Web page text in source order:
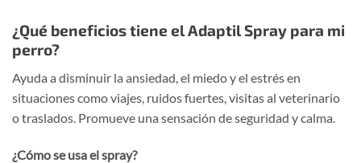
¿Qué beneficios tiene el Adaptil Spray para mi
perro?
Ayuda a disminuir la ansiedad, el miedo y el estrés en
situaciones como viajes, ruidos fuertes, visitas al veterinario
o traslados. Promueve una sensación de seguridad y calma.
¿Cómo se usa el spray?